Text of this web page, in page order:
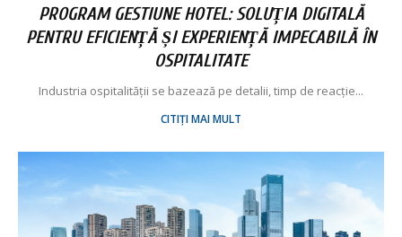
PROGRAM GESTIUNE HOTEL: SOLUȚIA DIGITALĂ
PENTRU EFICIENȚĂ ȘI EXPERIENȚĂ IMPECABILĂ ÎN
OSPITALITATE
Industria ospitalității se bazează pe detalii, timp de reacție...
CITIȚI MAI MULT